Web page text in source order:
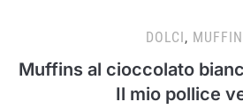
DOLCI,
Muffins al cioccolato
Il mio pollice